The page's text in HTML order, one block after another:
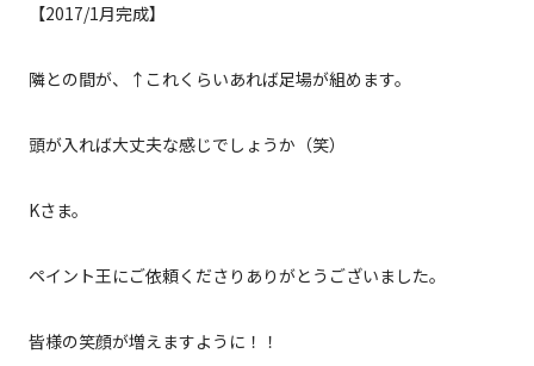
【2017/1月完成】
隣との間が、↑これくらいあれば足場が組めます。
頭が入れば大丈夫な感じでしょうか（笑）
Kさま。
ペイント王にご依頼くださりありがとうございました。
皆様の笑顔が増えますように！！